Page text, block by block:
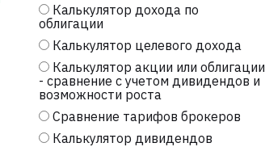
Калькулятор дохода по
облигации
Калькулятор целевого дохода
Калькулятор акции или облигации
- сравнение с учетом дивидендов и
возможности роста
Сравнение тарифов брокеров
Калькулятор дивидендов